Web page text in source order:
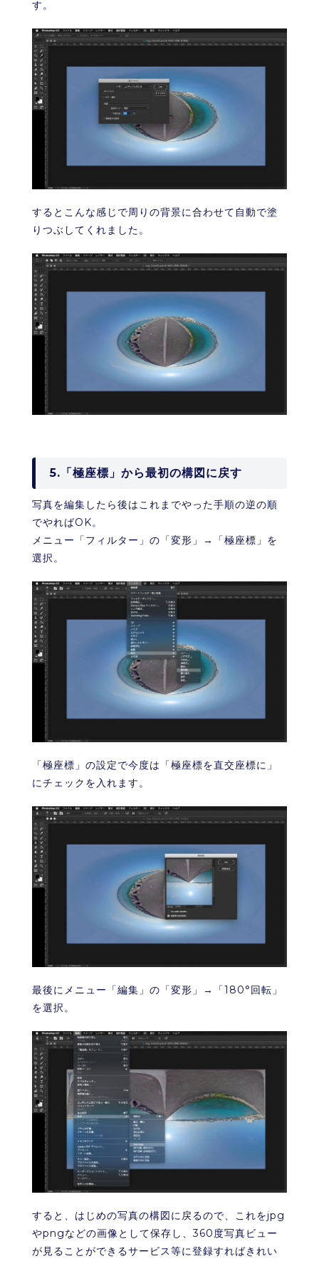
す。
するとこんな感じで周りの背景に合わせて自動で塗
りつぶしてくれました。
5.「極座標」から最初の構図に戻す
写真を編集したら後はこれまでやった手順の逆の順
でやればOK。
メニュー「フィルター」の「変形」→「極座標」を
選択。
「極座標」の設定で今度は「極座標を直交座標に」
にチェックを入れます。
最後にメニュー「編集」の「変形」→「180°回転」
を選択。
すると、はじめの写真の構図に戻るので、これをjpg
やpngなどの画像として保存し、360度写真ビュー
が見ることができるサービス等に登録すればきれい